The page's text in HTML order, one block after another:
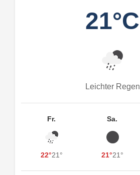
21°C
Leichter Regen
Fr.
22°21°
Sa.
21°21°